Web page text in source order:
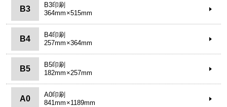
B3
B3印刷
364mm×515mm
B4
B4印刷
257mm×364mm
B5
B5印刷
182mm×257mm
A0
A0印刷
841mm×1189mm